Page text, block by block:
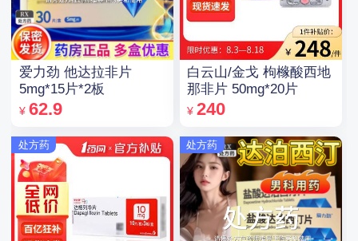
爱力劲 他达拉非片
5mg*15片*2板
¥ 62.9
处方药
白云山/金戈 枸橼酸西地
那非片 50mg*20片
¥ 240
处方药